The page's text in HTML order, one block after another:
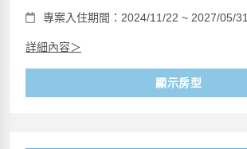
專案入住期間：2024/11/22 ~ 2027/05/31
詳細內容＞
顯示房型